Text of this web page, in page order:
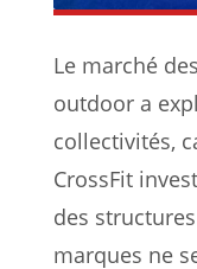
Le marché
outdoor a
collectivités,
CrossFit
des
marques ne